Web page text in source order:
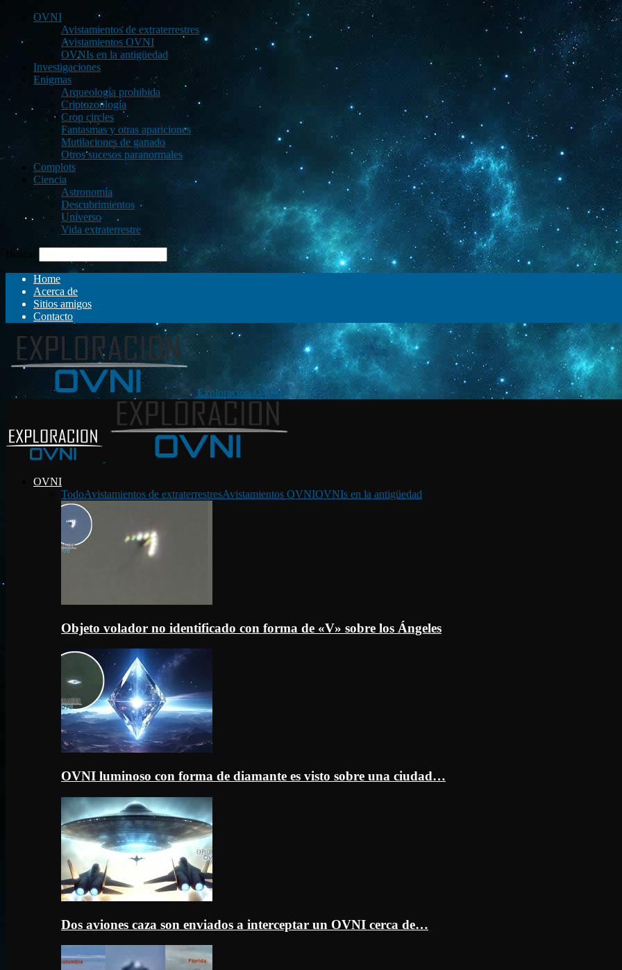
OVNI
Avistamientos de extraterrestres
Avistamientos OVNI
OVNIs en la antigüedad
Investigaciones
Enigmas
Arqueología prohibida
Criptozoología
Crop circles
Fantasmas y otras apariciones
Mutilaciones de ganado
Otros sucesos paranormales
Complots
Ciencia
Astronomía
Descubrimientos
Universo
Vida extraterrestre
Buscar
Home
Acerca de
Sitios amigos
Contacto
Exploración OVNI
OVNI
TodoAvistamientos de extraterrestresAvistamientos OVNIOVNIs en la antigüedad
Objeto volador no identificado con forma de «V» sobre los Ángeles
OVNI luminoso con forma de diamante es visto sobre una ciudad…
Dos aviones caza son enviados a interceptar un OVNI cerca de…